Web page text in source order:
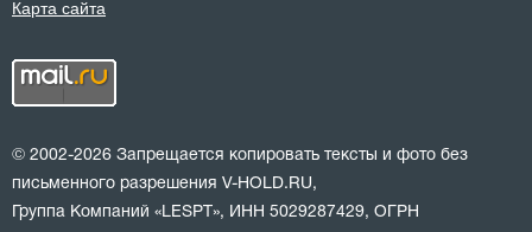
Карта сайта
© 2002-2026 Запрещается копировать тексты и фото без
письменного разрешения V-HOLD.RU,
Группа Компаний «LESPT», ИНН 5029287429, ОГРН